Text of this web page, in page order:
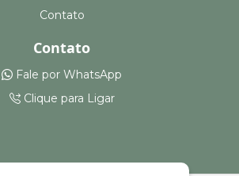
Contato
Contato
Fale por WhatsApp
Clique para Ligar